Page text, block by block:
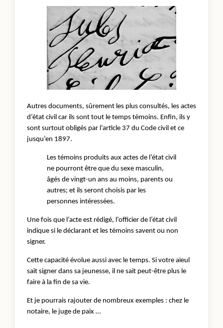
Autres documents, sûrement les plus consultés, les actes
d’état civil car ils sont tout le temps témoins. Enfin, ils y
sont surtout obligés par l’article 37 du Code civil et ce
jusqu’en 1897.
Les témoins produits aux actes de l’état civil
ne pourront être que du sexe masculin,
âgés de vingt-un ans au moins, parents ou
autres; et ils seront choisis par les
personnes intéressées.
Une fois que l’acte est rédigé, l’officier de l’état civil
indique si le déclarant et les témoins savent ou non
signer.
Cette capacité évolue aussi avec le temps. Si votre aïeul
sait signer dans sa jeunesse, il ne sait peut-être plus le
faire à la fin de sa vie.
Et je pourrais rajouter de nombreux exemples : chez le
notaire, le juge de paix …